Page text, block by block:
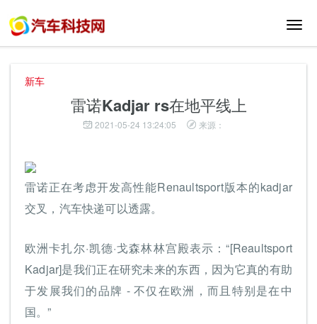
切
新车
雷诺Kadjar rs在地平线上
2021-05-24 13:24:05 来源：
雷诺正在考虑开发高性能Renaultsport版本的kadjar
交叉，汽车快递可以透露。
欧洲卡扎尔·凯德·戈森林林宫殿表示：“[Reaultsport
Kadjar]是我们正在研究未来的东西，因为它真的有助
于发展我们的品牌 - 不仅在欧洲，而且特别是在中
国。”